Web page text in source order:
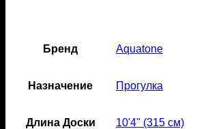
Бренд Aquatone
Назначение Прогулка
Длина Доски 10'4" (315 см)